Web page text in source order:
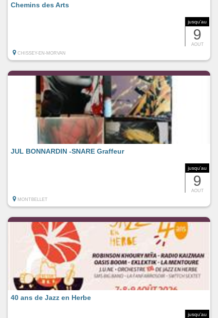
jusqu'au
9
AOUT
Chemins des Arts
CHISSEY-EN-MORVAN
jusqu'au
9
AOUT
JUL BONNARDIN -SNARE Graffeur
MONTBELLET
jusqu'au
40 ans de Jazz en Herbe